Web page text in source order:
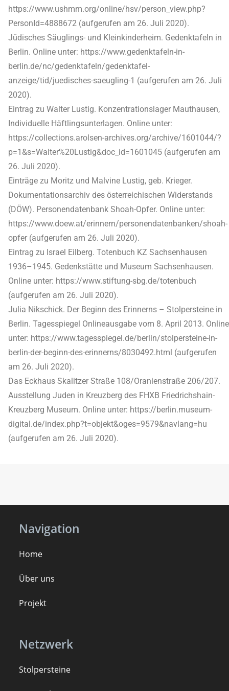
https://www.ushmm.org/online/hsv/person_view.php?
PersonId=4888672 (aufgerufen am 26. Juli 2020).
Jüdisches Säuglings- und Kleinkinderheim. Gedenktafeln in
Berlin. Online unter: https://www.gedenktafeln-in-
berlin.de/nc/gedenktafeln/gedenktafel-
anzeige/tid/juedisches-saeugling-1 (aufgerufen am 26. Juli
2020).
Eintrag zu Walter Lustig. Konzentrationslager Mauthausen,
Individuelle Häftlingsunterlagen. Online unter:
https://collections.arolsen-archives.org/archive/1601044/?
p=1&s=Walter%20Lustig&doc_id=1601045 (aufgerufen am
26. Juli 2020).
Einträge zu Moritz und Malvine Lustig, geb. Krieger.
Dokumentationsarchiv des österreichischen Widerstands
(DÖW). Personendatenbank Shoah-Opfer. Online unter:
https://www.doew.at/erinnern/personendatenbanken/shoah-
opfer (aufgerufen am 26. Juli 2020).
Eintrag zu Israel Eilberg. Totenbuch KZ Sachsenhausen
1936–1945. Gedenkstätte und Museum Sachsenhausen.
Online unter: https://www.stiftung-sbg.de/totenbuch
(aufgerufen am 26. Juli 2020).
Julia Nikschick. Der Beginn des Erinnerns – Stolpersteine in
Berlin. Tagesspiegel Onlineausgabe vom 8. April 2013. Online
unter: https://www.tagesspiegel.de/berlin/stolpersteine-in-
berlin-der-beginn-des-erinnerns/8030492.html (aufgerufen
am 26. Juli 2020).
Das Eckhaus Skalitzer Straße 108/Oranienstraße 206/207.
Ausstellung Juden in Kreuzberg des FHXB Friedrichshain-
Kreuzberg Museum. Online unter: https://berlin.museum-
digital.de/index.php?t=objekt&oges=9579&navlang=hu
(aufgerufen am 26. Juli 2020).
Navigation
Home
Über uns
Projekt
Netzwerk
Stolpersteine